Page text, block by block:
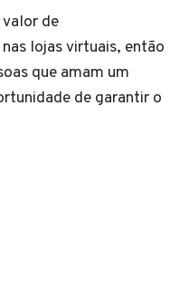
valor de
lojas virtuais, então
que amam um
de garantir o